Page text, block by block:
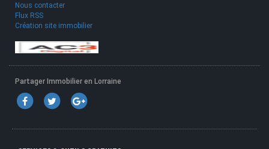
Nous contacter
Flux RSS
Création site immobilier
Partager Immobilier en Lorraine